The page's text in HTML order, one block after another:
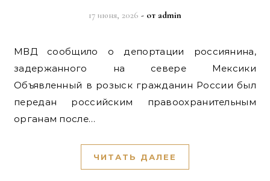
17 июня, 2026 - от admin
МВД сообщило о депортации россиянина,
задержанного на севере Мексики
Объявленный в розыск гражданин России был
передан российским правоохранительным
органам после…
ЧИТАТЬ ДАЛЕЕ